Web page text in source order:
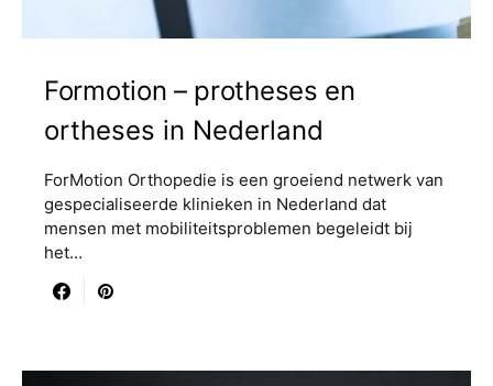
Formotion – protheses en
ortheses in Nederland
ForMotion Orthopedie is een groeiend netwerk van
gespecialiseerde klinieken in Nederland dat
mensen met mobiliteitsproblemen begeleidt bij
het…